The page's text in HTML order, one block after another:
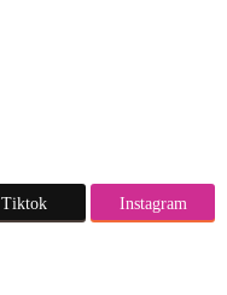
Tiktok Instagram